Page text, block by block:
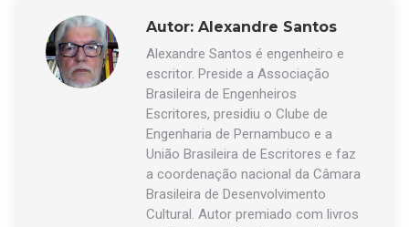
Autor: Alexandre Santos
Alexandre Santos é engenheiro e
escritor. Preside a Associação
Brasileira de Engenheiros
Escritores, presidiu o Clube de
Engenharia de Pernambuco e a
União Brasileira de Escritores e faz
a coordenação nacional da Câmara
Brasileira de Desenvolvimento
Cultural. Autor premiado com livros